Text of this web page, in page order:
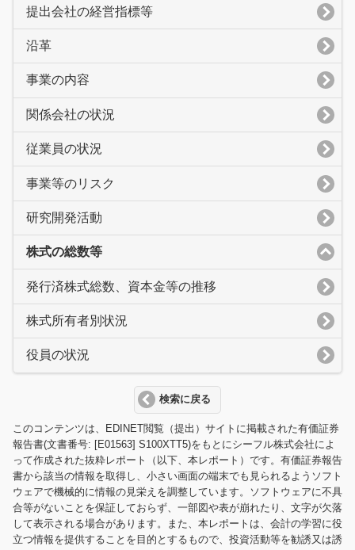
提出会社の経営指標等
沿革
事業の内容
関係会社の状況
従業員の状況
事業等のリスク
研究開発活動
株式の総数等
発行済株式総数、資本金等の推移
株式所有者別状況
役員の状況
検索に戻る
このコンテンツは、EDINET閲覧（提出）サイトに掲載された有価証券
報告書(文書番号: [E01563] S100XTT5)をもとにシーフル株式会社によ
って作成された抜粋レポート（以下、本レポート）です。有価証券報告
書から該当の情報を取得し、小さい画面の端末でも見られるようソフト
ウェアで機械的に情報の見栄えを調整しています。ソフトウェアに不具
合等がないことを保証しておらず、一部図や表が崩れたり、文字が欠落
して表示される場合があります。また、本レポートは、会計の学習に役
立つ情報を提供することを目的とするもので、投資活動等を勧誘又は誘